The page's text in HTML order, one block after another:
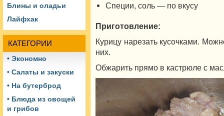
Блины и оладьи
Лайфхак
КАТЕГОРИИ
• Экономно
• Салаты и закуски
• На бутерброд
• Блюда из овощей
и грибов
Специи, соль — по вкусу
Приготовление:
Курицу нарезать кусочками.
них.
Обжарить прямо в кастрюле с